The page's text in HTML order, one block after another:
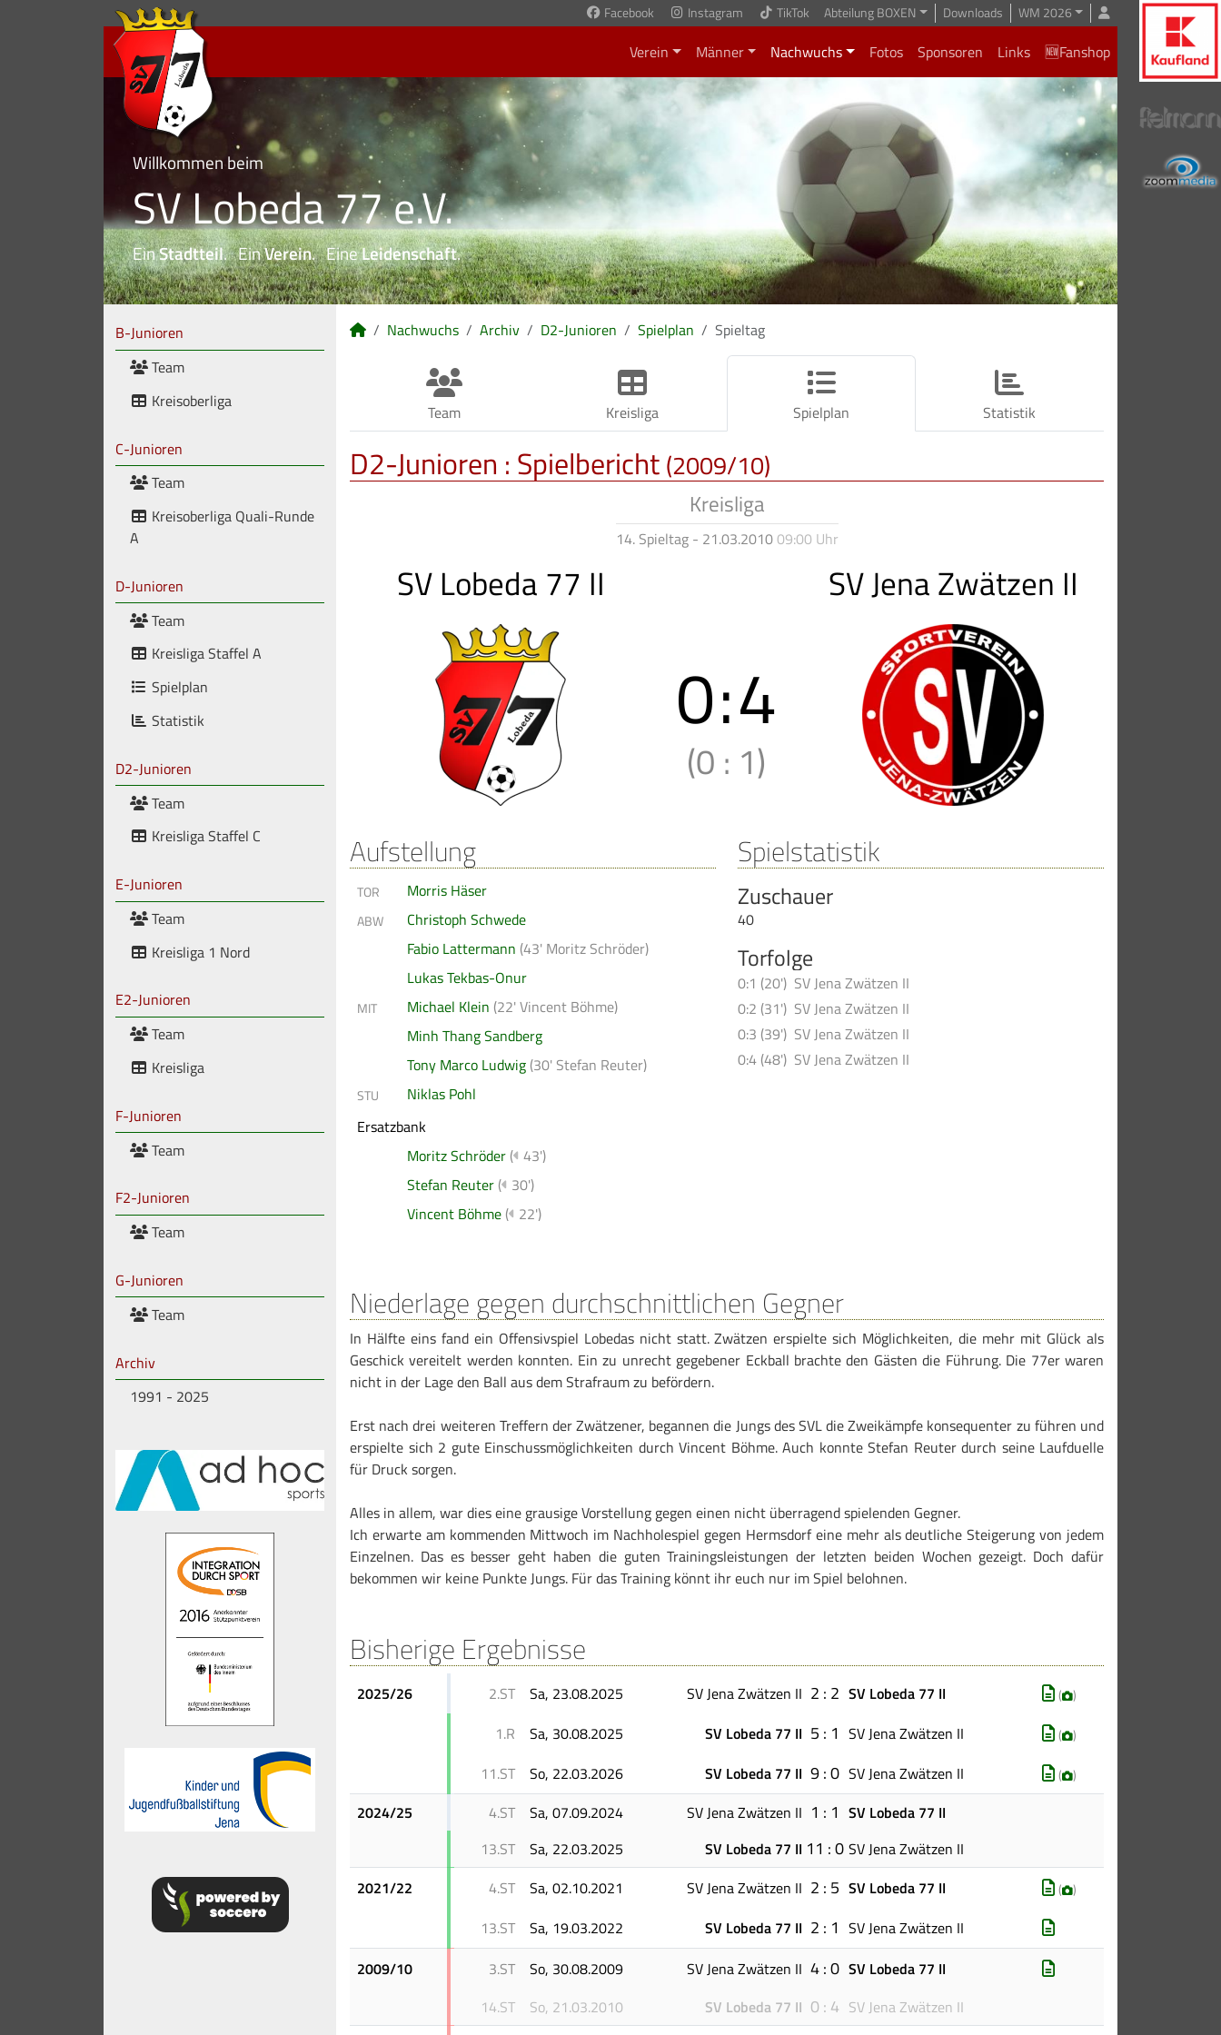
Facebook Instagram TikTok Abteilung BOXEN Downloads WM 2026
Verein Männer Nachwuchs Fotos Sponsoren Links 🆕Fanshop
Willkommen beim
SV Lobeda 77 e.V.
EinStadtteil. EinVerein. EineLeidenschaft.
B-Junioren
Team
Kreisoberliga
C-Junioren
Team
Kreisoberliga Quali-Runde
A
D-Junioren
Team
Kreisliga Staffel A
Spielplan
Statistik
D2-Junioren
Team
Kreisliga Staffel C
E-Junioren
Team
Kreisliga 1 Nord
E2-Junioren
Team
Kreisliga
F-Junioren
Team
F2-Junioren
Team
G-Junioren
Team
Archiv
1991 - 2025
Nachwuchs Archiv D2-Junioren Spielplan Spieltag
Team Kreisliga Spielplan Statistik
D2-Junioren : Spielbericht(2009/10)
Kreisliga
14. Spieltag - 21.03.201009:00 Uhr
SV Lobeda 77 II SV Jena Zwätzen II
0:4
(0 : 1)
Aufstellung
TOR Morris Häser
ABW
Christoph Schwede
Fabio Lattermann (43' Moritz Schröder)
Lukas Tekbas-Onur
MIT Michael Klein (22' Vincent Böhme)
Minh Thang Sandberg
Tony Marco Ludwig (30' Stefan Reuter)
STU
Niklas Pohl
Ersatzbank
Moritz Schröder ( 43')
Stefan Reuter ( 30')
Vincent Böhme ( 22')
Spielstatistik
Zuschauer
40
Torfolge
0:1 (20') SV Jena Zwätzen II
0:2 (31') SV Jena Zwätzen II
0:3 (39') SV Jena Zwätzen II
0:4 (48') SV Jena Zwätzen II
Niederlage gegen durchschnittlichen Gegner
In Hälfte eins fand ein Offensivspiel Lobedas nicht statt. Zwätzen erspielte sich Möglichkeiten, die mehr mit Glück als
Geschick vereitelt werden konnten. Ein zu unrecht gegebener Eckball brachte den Gästen die Führung. Die 77er waren
nicht in der Lage den Ball aus dem Strafraum zu befördern.
Erst nach drei weiteren Treffern der Zwätzener, begannen die Jungs des SVL die Zweikämpfe konsequenter zu führen und
erspielte sich 2 gute Einschussmöglichkeiten durch Vincent Böhme. Auch konnte Stefan Reuter durch seine Laufduelle
für Druck sorgen.
Alles in allem, war dies eine grausige Vorstellung gegen einen nicht überragend spielenden Gegner.
Ich erwarte am kommenden Mittwoch im Nachholespiel gegen Hermsdorf eine mehr als deutliche Steigerung von jedem
Einzelnen. Das es besser geht haben die guten Trainingsleistungen der letzten beiden Wochen gezeigt. Doch dafür
bekommen wir keine Punkte Jungs. Für das Training könnt ihr euch nur im Spiel belohnen.
Bisherige Ergebnisse
2025/26 2.ST Sa, 23.08.2025 SV Jena Zwätzen II 2 : 2 SV Lobeda 77 II ( )
1.R Sa, 30.08.2025 SV Lobeda 77 II 5 : 1 SV Jena Zwätzen II ( )
11.ST So, 22.03.2026 SV Lobeda 77 II 9 : 0 SV Jena Zwätzen II ( )
2024/25 4.ST Sa, 07.09.2024 SV Jena Zwätzen II 1 : 1 SV Lobeda 77 II
13.ST
Sa, 22.03.2025 SV Lobeda 77 II 11 : 0 SV Jena Zwätzen II
2021/22
4.ST Sa, 02.10.2021 SV Jena Zwätzen II 2 : 5 SV Lobeda 77 II ( )
13.ST Sa, 19.03.2022 SV Lobeda 77 II 2 : 1 SV Jena Zwätzen II
2009/10
3.ST So, 30.08.2009 SV Jena Zwätzen II 4 : 0 SV Lobeda 77 II
14.ST
So, 21.03.2010 SV Lobeda 77 II 0 : 4 SV Jena Zwätzen II